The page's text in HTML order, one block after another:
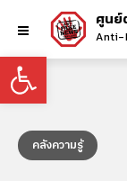
Open toolbar
ศูนย์
Anti-
คลังความรู้